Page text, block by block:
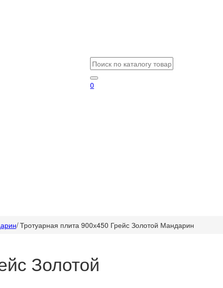
0
/Тротуарная плита 900х450 Грейс Золотой Мандарин
Золотой